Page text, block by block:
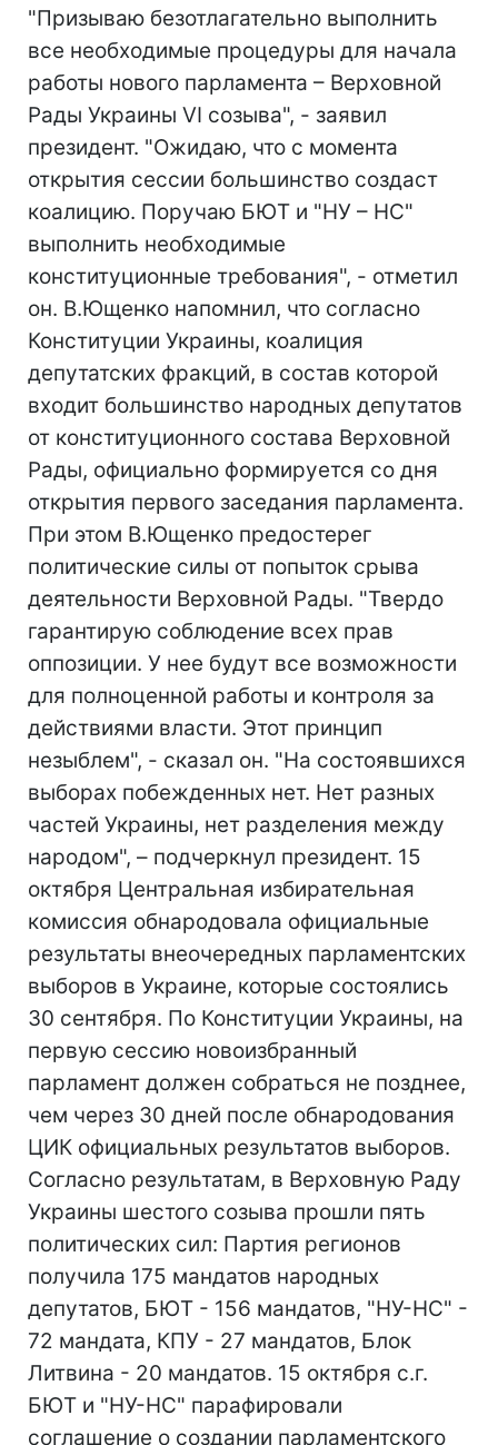
"Призываю безотлагательно выполнить
все необходимые процедуры для начала
работы нового парламента – Верховной
Рады Украины VI созыва", - заявил
президент. "Ожидаю, что с момента
открытия сессии большинство создаст
коалицию. Поручаю БЮТ и "НУ – НС"
выполнить необходимые
конституционные требования", - отметил
он. В.Ющенко напомнил, что согласно
Конституции Украины, коалиция
депутатских фракций, в состав которой
входит большинство народных депутатов
от конституционного состава Верховной
Рады, официально формируется со дня
открытия первого заседания парламента.
При этом В.Ющенко предостерег
политические силы от попыток срыва
деятельности Верховной Рады. "Твердо
гарантирую соблюдение всех прав
оппозиции. У нее будут все возможности
для полноценной работы и контроля за
действиями власти. Этот принцип
незыблем", - сказал он. "На состоявшихся
выборах побежденных нет. Нет разных
частей Украины, нет разделения между
народом", – подчеркнул президент. 15
октября Центральная избирательная
комиссия обнародовала официальные
результаты внеочередных парламентских
выборов в Украине, которые состоялись
30 сентября. По Конституции Украины, на
первую сессию новоизбранный
парламент должен собраться не позднее,
чем через 30 дней после обнародования
ЦИК официальных результатов выборов.
Согласно результатам, в Верховную Раду
Украины шестого созыва прошли пять
политических сил: Партия регионов
получила 175 мандатов народных
депутатов, БЮТ - 156 мандатов, "НУ-НС" -
72 мандата, КПУ - 27 мандатов, Блок
Литвина - 20 мандатов. 15 октября с.г.
БЮТ и "НУ-НС" парафировали
соглашение о создании парламентского